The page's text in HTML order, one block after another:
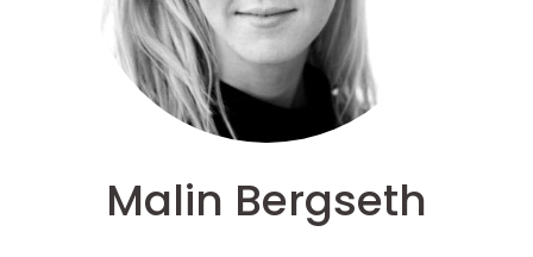
Malin Bergseth